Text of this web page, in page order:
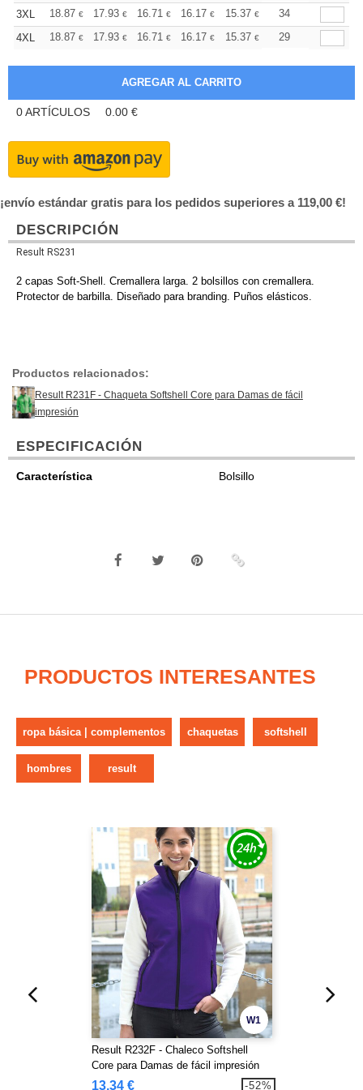
3XL
18.87 € 17.93 € 16.71 € 16.17 € 15.37 € 14.96
34
4XL
18.87 € 17.93 € 16.71 € 16.17 € 15.37 € 14.96
29
0ARTÍCULOS 0.00 €
¡envío estándar gratis para los pedidos superiores a 119,00 €!
DESCRIPCIÓN
Result RS231
2 capas Soft-Shell. Cremallera larga. 2 bolsillos con cremallera.
Protector de barbilla. Diseñado para branding. Puños elásticos.
Productos relacionados:
Result R231F - Chaqueta Softshell Core para Damas de fácil
impresión
ESPECIFICACIÓN
Característica Bolsillo
PRODUCTOS INTERESANTES
ropa básica | complementos chaquetas softshell
hombres result
W1
Result R232F - Chaleco Softshell
Core para Damas de fácil impresión
13,34 € -52%